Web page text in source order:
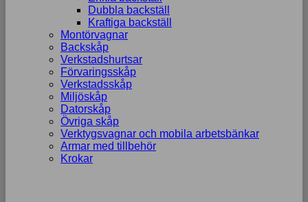
Dubbla backställ
Kraftiga backställ
Montörvagnar
Backskåp
Verkstadshurtsar
Förvaringsskåp
Verkstadsskåp
Miljöskåp
Datorskåp
Övriga skåp
Verktygsvagnar och mobila arbetsbänkar
Armar med tillbehör
Krokar